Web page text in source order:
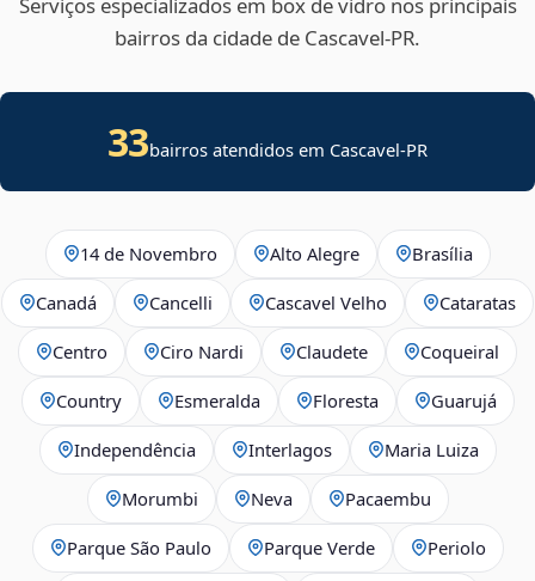
bairros da cidade de Cascavel‑PR.
33bairros atendidos em Cascavel-PR
14 de Novembro Alto Alegre Brasília
Canadá Cancelli Cascavel Velho Cataratas
Centro Ciro Nardi Claudete Coqueiral
Country Esmeralda Floresta Guarujá
Independência Interlagos Maria Luiza
Morumbi Neva Pacaembu
Parque São Paulo Parque Verde Periolo